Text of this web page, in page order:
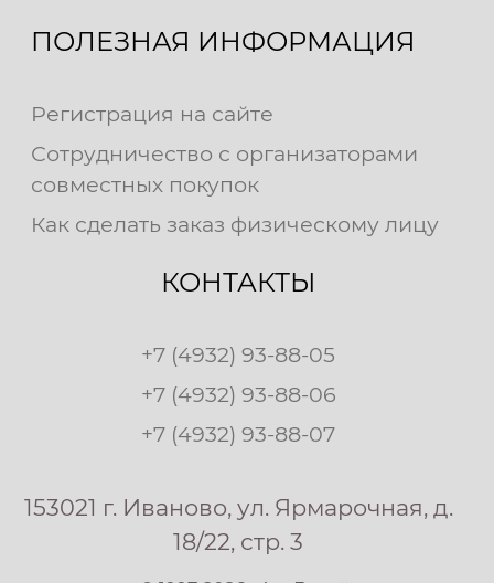
ПОЛЕЗНАЯ ИНФОРМАЦИЯ
Регистрация на сайте
Сотрудничество с организаторами
совместных покупок
Как сделать заказ физическому лицу
КОНТАКТЫ
+7 (4932) 93-88-05
+7 (4932) 93-88-06
+7 (4932) 93-88-07
153021 г. Иваново, ул. Ярмарочная, д.
18/22, стр. 3